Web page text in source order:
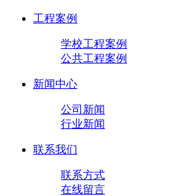
工程案例
学校工程案例
公共工程案例
新闻中心
公司新闻
行业新闻
联系我们
联系方式
在线留言